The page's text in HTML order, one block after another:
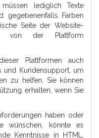
lediglich Texte
gegebenenfalls Farben
Seite der Website-
von der Plattform
Plattformen auch
und Kundensupport, um
zu helfen. Sie können
erhalten, wenn Sie
haben oder
wünschen, könnte es
Kenntnisse in HTML,